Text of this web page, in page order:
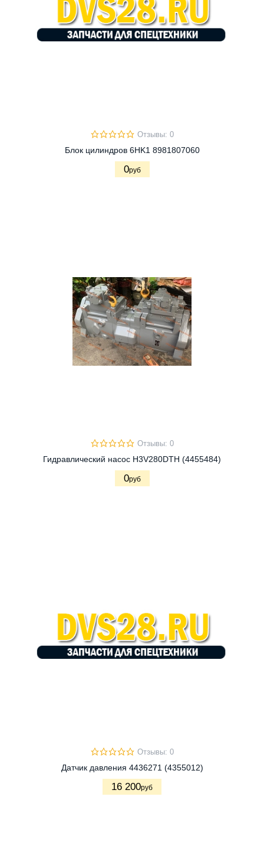
Отзывы: 0
Блок цилиндров 6HK1 8981807060
0руб
Отзывы: 0
Гидравлический насос H3V280DTH (4455484)
0руб
Отзывы: 0
Датчик давления 4436271 (4355012)
16 200руб